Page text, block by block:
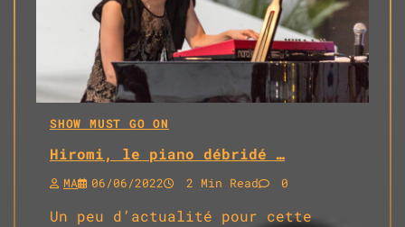
SHOW MUST GO ON
Hiromi, le piano débridé …
MA 06/06/2022 2 Min Read 0
Un peu d’actualité pour cette